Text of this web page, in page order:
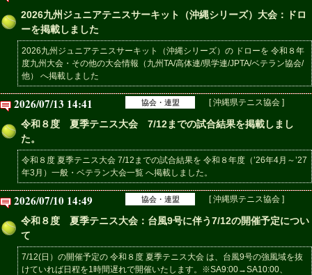
2026九州ジュニアテニスサーキット（沖縄シリーズ）大会：ドロ
ーを掲載しました
2026九州ジュニアテニスサーキット（沖縄シリーズ）の ドローを 令和８年
度九州大会・その他の大会情報（九州TA/高体連/県学連/JPTA/ベテラン協会/
他） へ掲載しました
2026/07/13 14:41 協会・連盟 [ 沖縄県テニス協会 ]
令和８度 夏季テニス大会 7/12までの試合結果を掲載しまし
た。
令和８度 夏季テニス大会 7/12までの試合結果を 令和８年度（’26年4月～’27
年3月）一般・ベテラン大会一覧 へ掲載しました。
2026/07/10 14:49 協会・連盟 [ 沖縄県テニス協会 ]
令和８度 夏季テニス大会：台風9号に伴う7/12の開催予定につい
て
7/12(日）の開催予定の 令和８度 夏季テニス大会 は、台風9号の強風域を抜
けていれば日程を1時間遅れで開催いたします。※SA9:00→SA10:00、